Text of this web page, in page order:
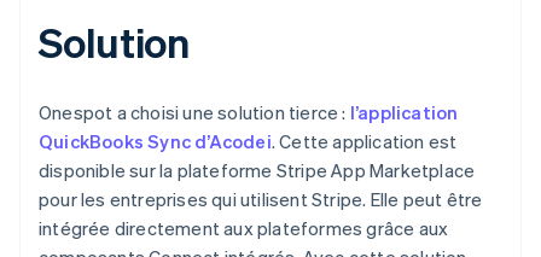
Solution
Onespot a choisi une solution tierce : l’application
QuickBooks Sync d’Acodei. Cette application est
disponible sur la plateforme Stripe App Marketplace
pour les entreprises qui utilisent Stripe. Elle peut être
intégrée directement aux plateformes grâce aux